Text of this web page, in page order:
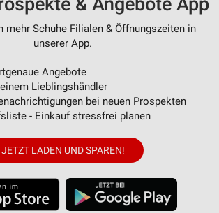
mehr Schuhe Filialen & Öffnungszeiten in
unserer App.
Angebote
Lieblingshändler
bei neuen Prospekten
- Einkauf stressfrei planen
JETZT LADEN UND SPAREN!